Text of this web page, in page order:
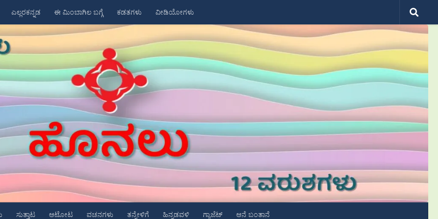
ಎಲ್ಲರಕನ್ನಡ ಈ ಮಿಂಬಾಗಿಲ ಬಗ್ಗೆ ಕಡತಗಳು ವೀಡಿಯೋಗಳು
ಸುತ್ತಾಟ ಆಟೋಟ ವಚನಗಳು ತನ್ನೇಳಿಗೆ ಹಿನ್ನಡವಳಿ ಗ್ಯಾಜೆಟ್ ಆನೆ ಬಂತಾನೆ